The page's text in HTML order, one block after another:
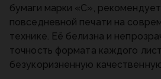
бумаги марки «С»,
повседневной печати на
технике. Её белизна и
точность формата каждого
безукоризненную